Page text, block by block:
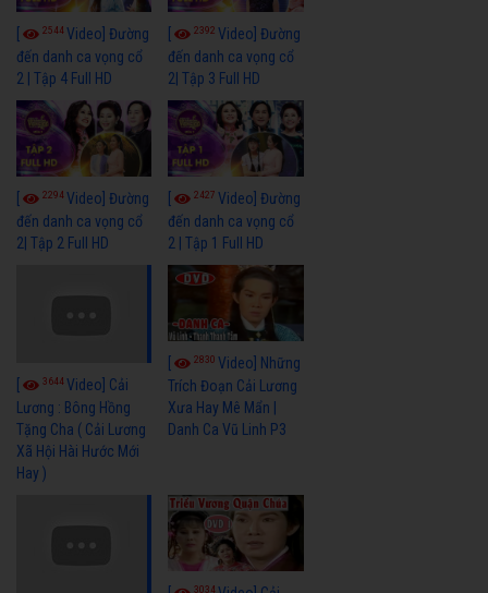
2544Video] Đường
đến danh ca vọng cổ
2 | Tập 4 Full HD
2392Video] Đường
đến danh ca vọng cổ
2| Tập 3 Full HD
2294Video] Đường
đến danh ca vọng cổ
2| Tập 2 Full HD
2427Video] Đường
đến danh ca vọng cổ
2 | Tập 1 Full HD
3644Video] Cải
Lương : Bông Hồng
Tặng Cha ( Cải Lương
Xã Hội Hài Hước Mới
Hay )
2830Video] Những
Trích Đoạn Cải Lương
Xưa Hay Mê Mẩn |
Danh Ca Vũ Linh P3
3034